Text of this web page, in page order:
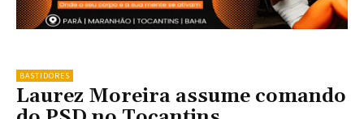
BASTIDORES
Laurez Moreira assume comando